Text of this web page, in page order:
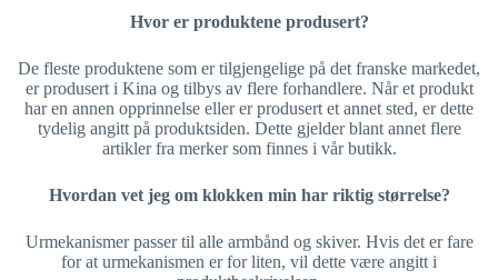
Hvor er produktene produsert?
De fleste produktene som er tilgjengelige på det franske markedet,
er produsert i Kina og tilbys av flere forhandlere. Når et produkt
har en annen opprinnelse eller er produsert et annet sted, er dette
tydelig angitt på produktsiden. Dette gjelder blant annet flere
artikler fra merker som finnes i vår butikk.
Hvordan vet jeg om klokken min har riktig størrelse?
Urmekanismer passer til alle armbånd og skiver. Hvis det er fare
for at urmekanismen er for liten, vil dette være angitt i